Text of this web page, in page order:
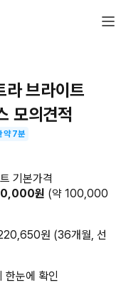
브라이트
모의견적
약7분
기본가격
원 (약 100,000
원 (36개월, 선
한눈에 확인